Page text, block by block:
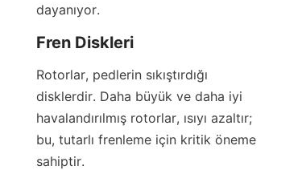
dayanıyor.
Fren Diskleri
Rotorlar, pedlerin sıkıştırdığı
disklerdir. Daha büyük ve daha iyi
havalandırılmış rotorlar, ısıyı azaltır;
bu, tutarlı frenleme için kritik öneme
sahiptir.